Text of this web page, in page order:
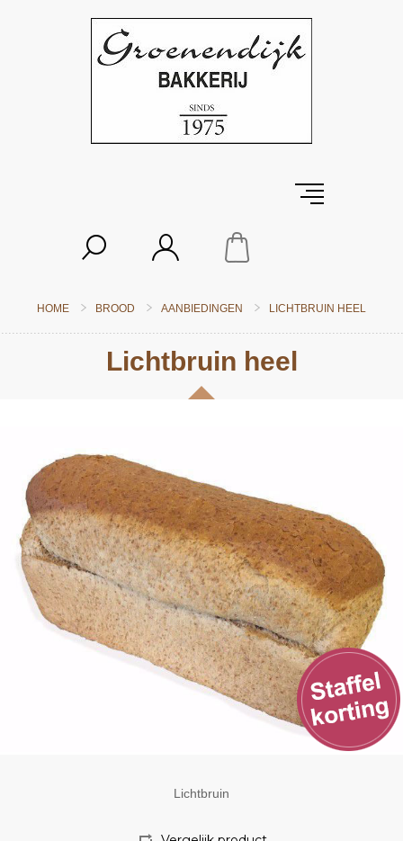
HOME BROOD AANBIEDINGEN LICHTBRUIN HEEL
Lichtbruin heel
Lichtbruin